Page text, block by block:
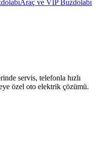
Araç ve VIP Buzdolabı
servis, telefonla hızlı
özel oto elektrik çözümü.